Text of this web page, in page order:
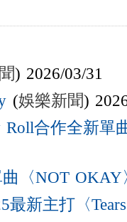
) 2026/03/31
(娛樂新聞)
合作全新單
〈NOT OKAY
最新主打〈